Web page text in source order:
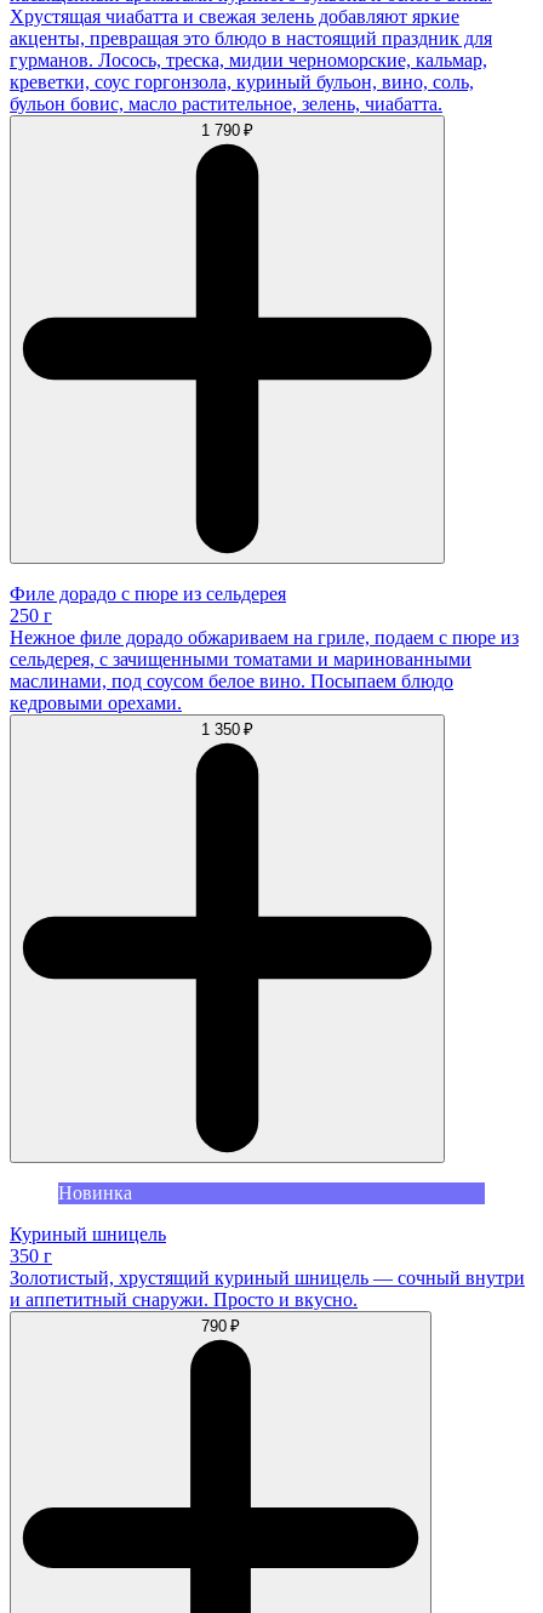
Хрустящая чиабатта и свежая зелень добавляют яркие
акценты, превращая это блюдо в настоящий праздник для
гурманов. Лосось, треска, мидии черноморские, кальмар,
креветки, соус горгонзола, куриный бульон, вино, соль,
бульон бовис, масло растительное, зелень, чиабатта.
1 790 ₽
Филе дорадо с пюре из сельдерея
250 г
Нежное филе дорадо обжариваем на гриле, подаем с пюре из
сельдерея, с зачищенными томатами и маринованными
маслинами, под соусом белое вино. Посыпаем блюдо
кедровыми орехами.
1 350 ₽
Новинка
Куриный шницель
350 г
Золотистый, хрустящий куриный шницель — сочный внутри
и аппетитный снаружи. Просто и вкусно.
790 ₽